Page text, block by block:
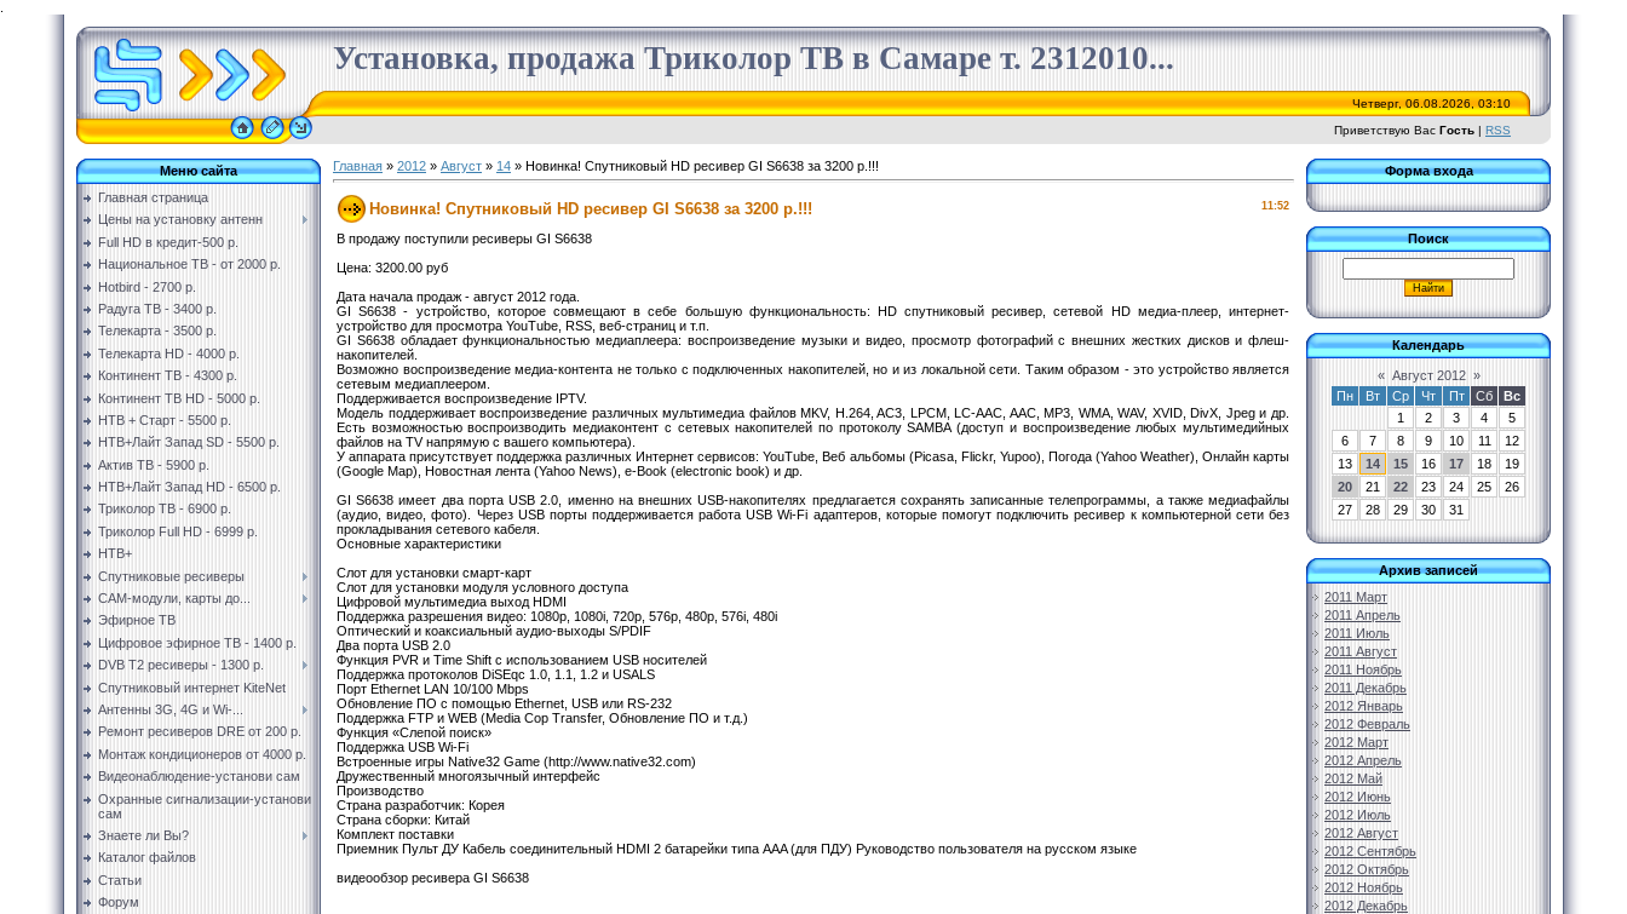
Установка, продажа Триколор ТВ в Самаре т. 2312010...
Четверг, 06.08.2026, 03:10
Приветствую Вас Гость | RSS
Меню сайта
Главная страница
Цены на установку антенн
Full HD в кредит-500 р.
Национальное ТВ - от 2000 р.
Hotbird - 2700 р.
Радуга ТВ - 3400 р.
Телекарта - 3500 р.
Телекарта HD - 4000 р.
Континент ТВ - 4300 р.
Континент ТВ HD - 5000 р.
НТВ + Старт - 5500 р.
НТВ+Лайт Запад SD - 5500 р.
Актив ТВ - 5900 р.
НТВ+Лайт Запад HD - 6500 р.
Триколор ТВ - 6900 р.
Триколор Full HD - 6999 р.
НТВ+
Спутниковые ресиверы
CAM-модули, карты до...
Эфирное ТВ
Цифровое эфирное ТВ - 1400 р.
DVB T2 ресиверы - 1300 р.
Спутниковый интернет KiteNet
Антенны 3G, 4G и Wi-...
Ремонт ресиверов DRE от 200 р.
Монтаж кондиционеров от 4000 р.
Видеонаблюдение-установи сам
Охранные сигнализации-установи
сам
Знаете ли Вы?
Каталог файлов
Статьи
Форум
Главная » 2012 » Август » 14 » Новинка! Спутниковый HD ресивер GI S6638 за 3200 р.!!!
11:52
Новинка! Спутниковый HD ресивер GI S6638 за 3200 р.!!!
В продажу поступили ресиверы GI S6638
Цена: 3200.00 руб
Дата начала продаж - август 2012 года.
GI S6638 - устройство, которое совмещают в себе большую функциональность: HD спутниковый ресивер, сетевой HD медиа-плеер, интернет-
устройство для просмотра YouTube, RSS, веб-страниц и т.п.
GI S6638 обладает функциональностью медиаплеера: воспроизведение музыки и видео, просмотр фотографий с внешних жестких дисков и флеш-
накопителей.
Возможно воспроизведение медиа-контента не только с подключенных накопителей, но и из локальной сети. Таким образом - это устройство является
сетевым медиаплеером.
Поддерживается воспроизведение IPTV.
Модель поддерживает воспроизведение различных мультимедиа файлов MKV, H.264, AC3, LPCM, LC-AAC, AAC, MP3, WMA, WAV, XVID, DivX, Jpeg и др.
Есть возможностью воспроизводить медиаконтент с сетевых накопителей по протоколу SAMBA (доступ и воспроизведение любых мультимедийных
файлов на TV напрямую с вашего компьютера).
У аппарата присутствует поддержка различных Интернет сервисов: YouTube, Веб альбомы (Picasa, Flickr, Yupoo), Погода (Yahoo Weather), Онлайн карты
(Google Map), Новостная лента (Yahoo News), e-Book (electronic book) и др.
GI S6638 имеет два порта USB 2.0, именно на внешних USB-накопителях предлагается сохранять записанные телепрограммы, а также медиафайлы
(аудио, видео, фото). Через USB порты поддерживается работа USB Wi-Fi адаптеров, которые помогут подключить ресивер к компьютерной сети без
прокладывания сетевого кабеля.
Основные характеристики
Слот для установки смарт-карт
Слот для установки модуля условного доступа
Цифровой мультимедиа выход HDMI
Поддержка разрешения видео: 1080p, 1080i, 720p, 576p, 480p, 576i, 480i
Оптический и коаксиальный аудио-выходы S/PDIF
Два порта USB 2.0
Функция PVR и Time Shift с использованием USB носителей
Поддержка протоколов DiSEqc 1.0, 1.1, 1.2 и USALS
Порт Ethernet LAN 10/100 Mbps
Обновление ПО с помощью Ethernet, USB или RS-232
Поддержка FTP и WEB (Media Cop Transfer, Обновление ПО и т.д.)
Функция «Слепой поиск»
Поддержка USB Wi-Fi
Встроенные игры Native32 Game (http://www.native32.com)
Дружественный многоязычный интерфейс
Производство
Страна разработчик: Корея
Страна сборки: Китай
Комплект поставки
Приемник Пульт ДУ Кабель соединительный HDMI 2 батарейки типа AAA (для ПДУ) Руководство пользователя на русском языке
видеообзор ресивера GI S6638
Форма входа
Поиск
Календарь
« Август 2012 »
Пн
Вт Ср Чт Пт Сб
Вс
1
2 3 4
5
6
7 8 9 10 11
12
13
14 15 16 17 18
19
20
21 22 23 24 25
26
27
28 29 30 31
Архив записей
2011 Март
2011 Апрель
2011 Июль
2011 Август
2011 Ноябрь
2011 Декабрь
2012 Январь
2012 Февраль
2012 Март
2012 Апрель
2012 Май
2012 Июнь
2012 Июль
2012 Август
2012 Сентябрь
2012 Октябрь
2012 Ноябрь
2012 Декабрь